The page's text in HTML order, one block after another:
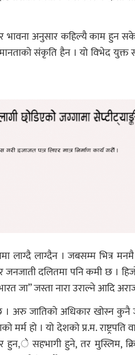
अनुसार कहिल्यै काम हुन
संकृति हैन । यो विभेद युक्त
लाग्दै लाग्दैन । जबसम्म भित्र
जनजाती दलितमा पनि कमी छ ।
जा” जस्ता नारा उराल्ने आदि
छ । अरु जातिको अधिकार खोस्न
हो । यो देशको प्र.म.
हुन,े सहभागी हुने, तर मुस्लिम,